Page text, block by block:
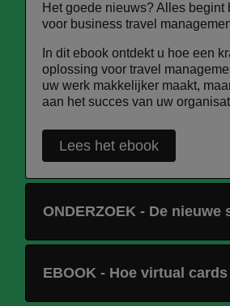
Het goede nieuws? Alles begint
voor business travel
In dit ebook ontdekt u hoe een
oplossing voor travel
uw werk makkelijker maakt,
aan het succes van uw
Lees het ebook
ONDERZOEK - De
EBOOK - Hoe virtual